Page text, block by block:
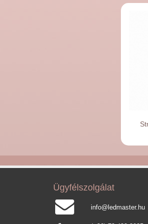
Ügyfélszolgálat
info@ledmaster.hu